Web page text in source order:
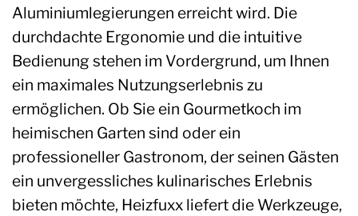
Aluminiumlegierungen erreicht wird. Die
durchdachte Ergonomie und die intuitive
Bedienung stehen im Vordergrund, um Ihnen
ein maximales Nutzungserlebnis zu
ermöglichen. Ob Sie ein Gourmetkoch im
heimischen Garten sind oder ein
professioneller Gastronom, der seinen Gästen
ein unvergessliches kulinarisches Erlebnis
bieten möchte, Heizfuxx liefert die Werkzeuge,